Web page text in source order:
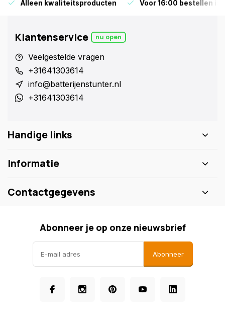
Alleen kwaliteitsproducten Voor 16:00 bestellen is
Klantenservice nu open
Veelgestelde vragen
+31641303614
info@batterijenstunter.nl
+31641303614
Handige links
Informatie
Contactgegevens
Abonneer je op onze nieuwsbrief
Abonneer